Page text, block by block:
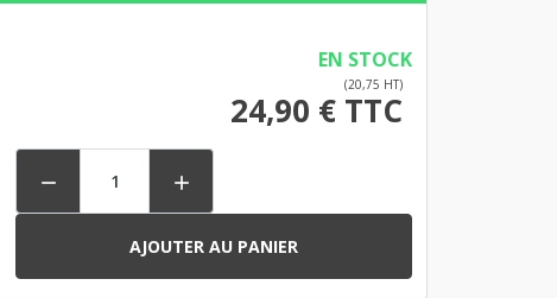
EN STOCK
(20,75 HT)
24,90 € TTC
 
AJOUTER AU PANIER